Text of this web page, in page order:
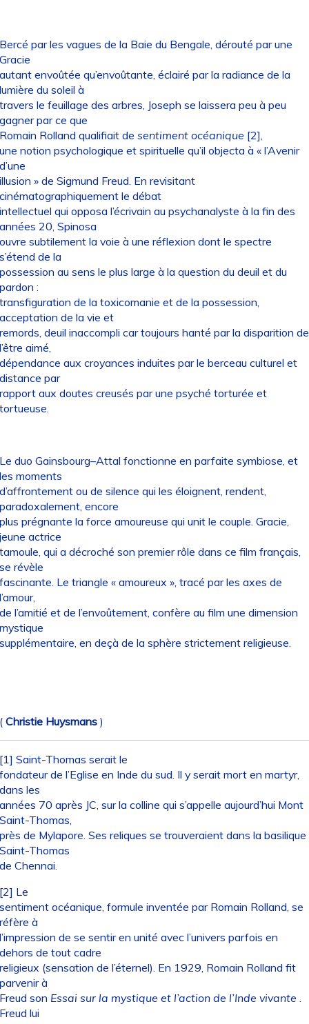
par les vagues de la Baie du Bengale, dérouté par une
envoûtée qu’envoûtante, éclairé par la radiance de la
du soleil à
le feuillage des arbres, Joseph se laissera peu à peu
par ce que
Rolland qualifiait de sentiment océanique [2],
notion psychologique et spirituelle qu’il objecta à « l’Avenir
» de Sigmund Freud. En revisitant
le débat
qui opposa l’écrivain au psychanalyste à la fin des
20, Spinosa
subtilement la voie à une réflexion dont le spectre
de la
au sens le plus large à la question du deuil et du
:
de la toxicomanie et de la possession,
de la vie et
deuil inaccompli car toujours hanté par la disparition de
aimé,
aux croyances induites par le berceau culturel et
par
aux doutes creusés par une psyché torturée et
duo Gainsbourg–Attal fonctionne en parfaite symbiose, et
moments
ou de silence qui les éloignent, rendent,
encore
prégnante la force amoureuse qui unit le couple. Gracie,
actrice
qui a décroché son premier rôle dans ce film français,
révèle
Le triangle « amoureux », tracé par les axes de
l’amitié et de l’envoûtement, confère au film une dimension
en deçà de la sphère strictement religieuse.
Christie Huysmans)
Saint-Thomas serait le
de l’Eglise en Inde du sud. Il y serait mort en martyr,
les
70 après JC, sur la colline qui s’appelle aujourd’hui Mont
Thomas,
de Mylapore. Ses reliques se trouveraient dans la basilique
Thomas
Chennai.
Le
océanique, formule inventée par Romain Rolland, se
à
de se sentir en unité avec l’univers parfois en
de tout cadre
(sensation de l’éternel). En 1929, Romain Rolland fit
à
son Essai sur la mystique et l’action de l’Inde vivante .
lui